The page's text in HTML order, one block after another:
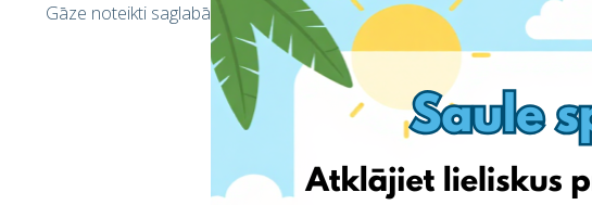
Gāze noteikti saglabā savu konsistenci un ērtību ko sniedz gatavojot